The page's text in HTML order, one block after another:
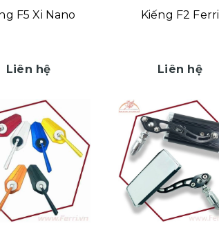
F5 Xi Nano
Liên hệ
Kiếng F2 Ferri
Liên hệ